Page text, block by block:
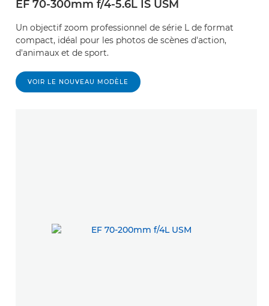
EF 70-300mm f/4-5.6L IS USM
Un objectif zoom professionnel de série L de format
compact, idéal pour les photos de scènes d'action,
d'animaux et de sport.
VOIR LE NOUVEAU MODÈLE